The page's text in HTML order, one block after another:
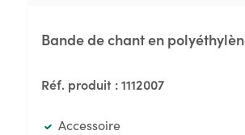
Bande de chant en
Réf. produit :1112007
Accessoire